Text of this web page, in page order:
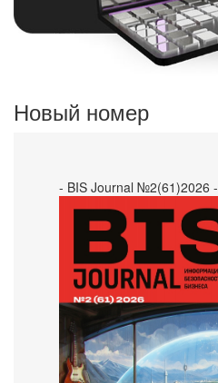
Новый номер
- BIS Journal №2(61)2026 -